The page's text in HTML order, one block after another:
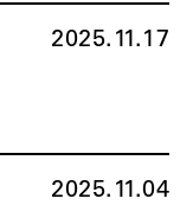
2025.11.17
2025.11.04